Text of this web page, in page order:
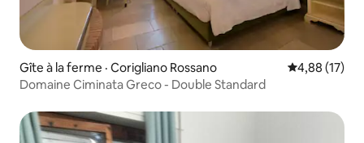
Gîte à la ferme · Corigliano Rossano Note
4,88 (17)
Domaine Ciminata Greco - Double Standard